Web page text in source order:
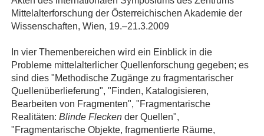
Mittelalterforschung der Österreichischen Akademie der
Wissenschaften, Wien, 19.–21.3.2009
In vier Themenbereichen wird ein Einblick in die
Probleme mittelalterlicher Quellenforschung gegeben; es
sind dies "Methodische Zugänge zu fragmentarischer
Quellenüberlieferung", "Finden, Katalogisieren,
Bearbeiten von Fragmenten", "Fragmentarische
Realitäten: Blinde Flecken der Quellen",
"Fragmentarische Objekte, fragmentierte Räume,